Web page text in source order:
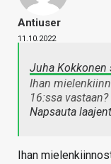
Antiuser
11.10.2022
Juha Kokkonen
Ihan
16:ssa vastaan?
Napsauta
Ihan